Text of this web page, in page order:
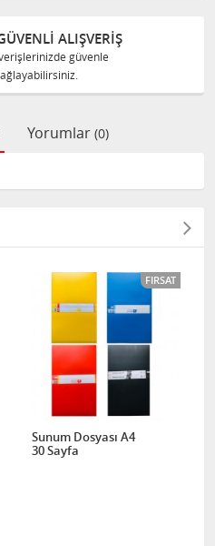
ALIŞVERİŞ
güvenle
Yorumlar (0)
FIRSAT
Sunum Dosyası A4
30 Sayfa